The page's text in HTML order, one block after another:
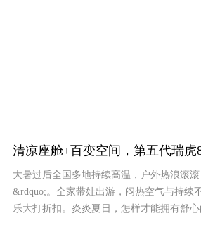
清凉座舱+百变空间，第五代瑞
大暑过后全国多地持续高温，户外热浪滚
&rdquo;。全家带娃出游，闷热空气与持续
乐大打折扣。炎炎夏日，怎样才能拥有舒